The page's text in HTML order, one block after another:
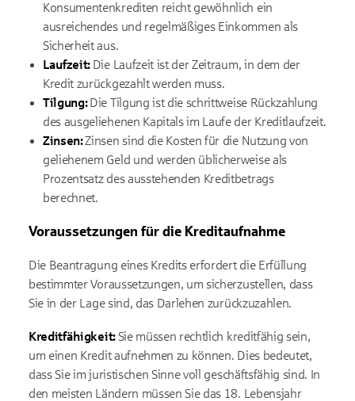
Konsumentenkrediten reicht gewöhnlich ein
ausreichendes und regelmäßiges Einkommen als
Sicherheit aus.
Laufzeit: Die Laufzeit ist der Zeitraum, in dem der
Kredit zurückgezahlt werden muss.
Tilgung:Die Tilgung ist die schrittweise Rückzahlung
des ausgeliehenen Kapitals im Laufe der Kreditlaufzeit.
Zinsen:Zinsen sind die Kosten für die Nutzung von
geliehenem Geld und werden üblicherweise als
Prozentsatz des ausstehenden Kreditbetrags
berechnet.
Voraussetzungen für die Kreditaufnahme
Die Beantragung eines Kredits erfordert die Erfüllung
bestimmter Voraussetzungen, um sicherzustellen, dass
Sie in der Lage sind, das Darlehen zurückzuzahlen.
Kreditfähigkeit:Sie müssen rechtlich kreditfähig sein,
um einen Kredit aufnehmen zu können. Dies bedeutet,
dass Sie im juristischen Sinne voll geschäftsfähig sind. In
den meisten Ländern müssen Sie das 18. Lebensjahr